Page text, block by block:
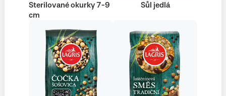
Sterilované okurky 7-9
cm
Sůl jedlá